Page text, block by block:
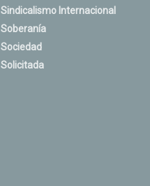
Sindicalismo Internacional
Soberanía
Sociedad
Solicitada